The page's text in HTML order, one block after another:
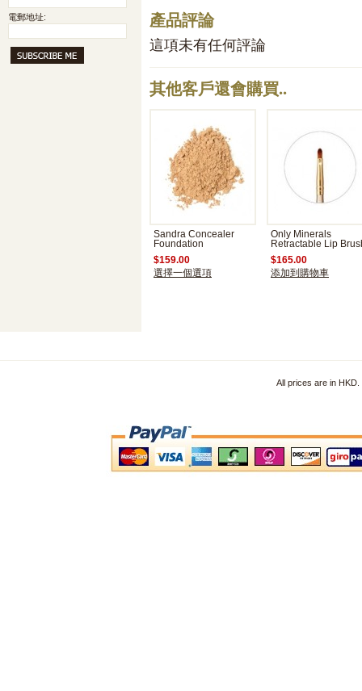
電郵地址: 產品評論
這項未有任何評論
其他客戶還會購買..
Sandra Concealer
Foundation
$159.00
選擇一個選項
Only Minerals
Retractable Lip
$165.00
添加到購物車
All prices are in